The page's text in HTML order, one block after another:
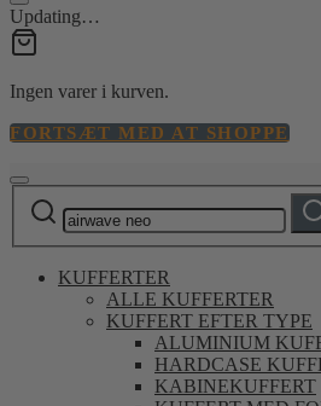
Updating…
Ingen varer i kurven.
FORTSÆT MED AT SHOPPE
Søg
efter:
KUFFERTER
ALLE KUFFERTER
KUFFERT EFTER TYPE
ALUMINIUM
HARDCASE
KABINEKUFFERT